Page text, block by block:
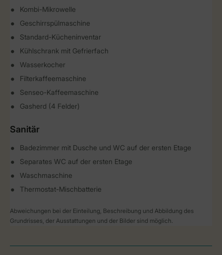
Kombi-Mikrowelle
Geschirrspülmaschine
Standard-Kücheninventar
Kühlschrank mit Gefrierfach
Wasserkocher
Filterkaffeemaschine
Senseo-Kaffeemaschine
Gasherd (4 Felder)
Sanitär
Badezimmer mit Dusche und WC auf der ersten Etage
Separates WC auf der ersten Etage
Waschmaschine
Thermostat-Mischbatterie
Abweichungen bei der Einteilung, Beschreibung und Abbildung des
Grundrisses, der Ausstattungen und der Bilder sind möglich.